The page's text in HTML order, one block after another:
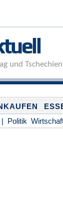
und
Politik